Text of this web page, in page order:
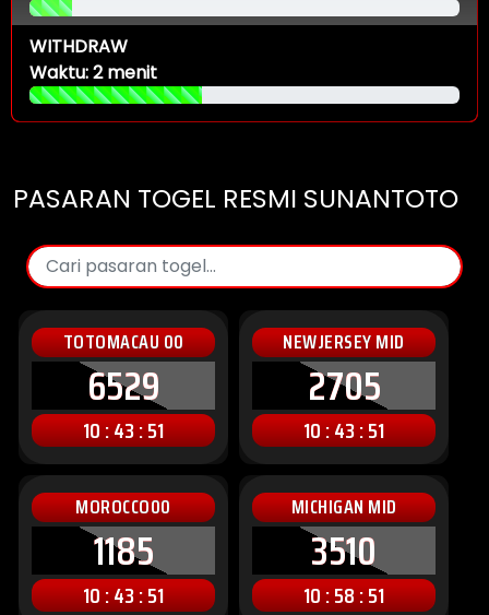
WITHDRAW
Waktu: 2 menit
PASARAN TOGEL RESMI SUNANTOTO
TOTOMACAU 00
6529
10 : 43 : 49
NEWJERSEY MID
2705
10 : 43 : 49
MOROCCO00
1185
10 : 43 : 49
MICHIGAN MID
3510
10 : 58 : 49